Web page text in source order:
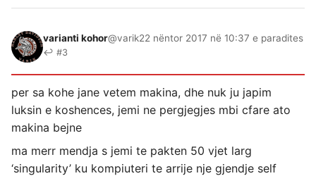
varianti kohor@varik22 nëntor 2017 në 10:37 e paradites
↩ #3
per sa kohe jane vetem makina, dhe nuk ju japim
luksin e koshences, jemi ne pergjegjes mbi cfare ato
makina bejne
ma merr mendja s jemi te pakten 50 vjet larg
‘singularity’ ku kompiuteri te arrije nje gjendje self